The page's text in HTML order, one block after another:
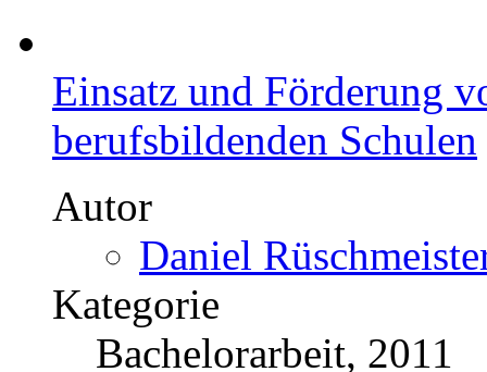
Einsatz und Förderung
berufsbildenden Schulen
Autor
Daniel
Kategorie
Bachelorarbeit, 2011